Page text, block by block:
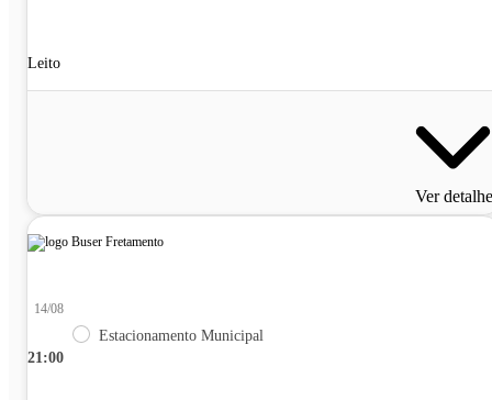
Leito
Ver
21:00
14/08
Estacionamento Municipal